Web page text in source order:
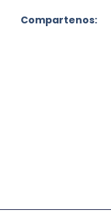
Compartenos: